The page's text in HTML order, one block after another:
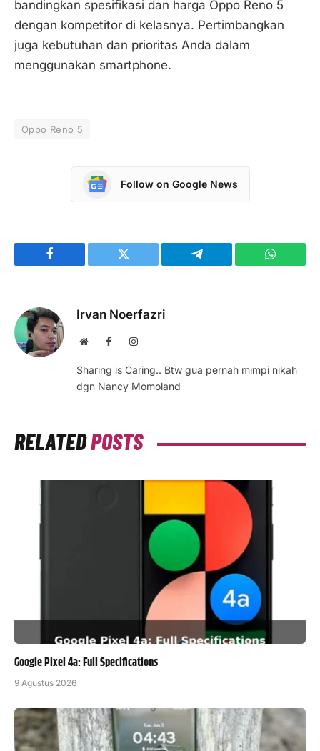
bandingkan spesifikasi dan harga Oppo Reno 5
dengan kompetitor di kelasnya. Pertimbangkan
juga kebutuhan dan prioritas Anda dalam
menggunakan smartphone.
Oppo Reno 5
Follow on Google News
Facebook Twitter Telegram
Irvan Noerfazri
WebsiteFacebookInstagram
Sharing is Caring.. Btw gua pernah mimpi nikah
dgn Nancy Momoland
RELATEDPOSTS
Google Pixel 4a: Full Specifications
9 Agustus 2026